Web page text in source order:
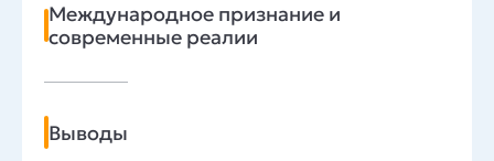
Международное признание и
современные реалии
Выводы